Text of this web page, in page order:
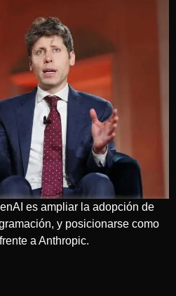
es ampliar la adopción de
y posicionarse como
a Anthropic.